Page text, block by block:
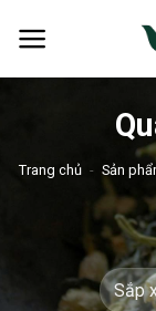
qua
Trang chủ - Sản